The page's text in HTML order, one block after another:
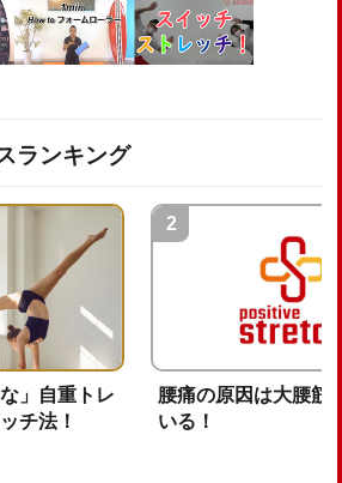
ランキング
」自重トレ
チ法！
腰痛の原因は大腰筋
いる！